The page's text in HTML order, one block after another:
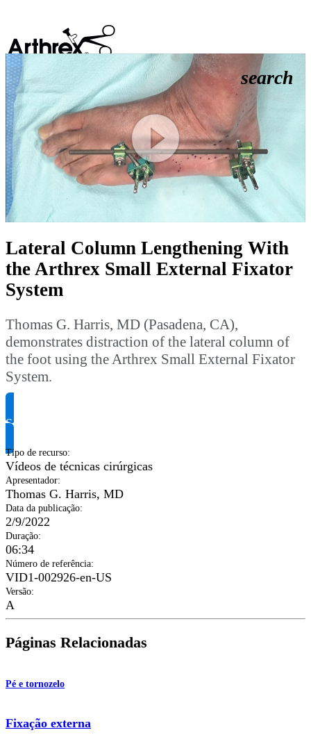
search
Play
Video
Lateral Column Lengthening With
the Arthrex Small External Fixator
System
Thomas G. Harris, MD (Pasadena, CA),
demonstrates distraction of the lateral column of
the foot using the Arthrex Small External Fixator
System.
Solicite informação do produto
Tipo de recurso:
Vídeos de técnicas cirúrgicas
Apresentador:
Thomas G. Harris, MD
Data da publicação:
2/9/2022
Duração:
06:34
Número de referência:
VID1-002926-en-US
Versão:
A
Páginas Relacionadas
Pé e tornozelo
Fixação externa